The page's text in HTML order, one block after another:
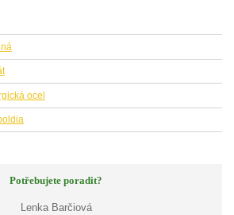
ocel
Potřebujete poradit?
Lenka Barčiová